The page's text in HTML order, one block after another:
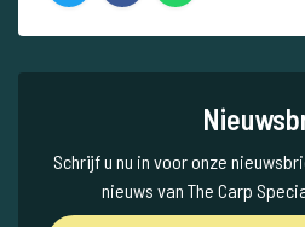
Schrijf u nu in voor onze
nieuws van The Carp